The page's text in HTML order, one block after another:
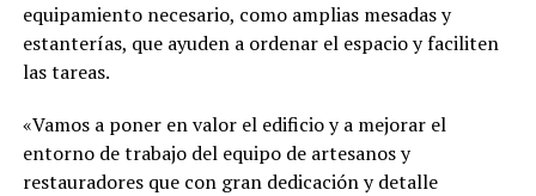
equipamiento necesario, como amplias mesadas y
estanterías, que ayuden a ordenar el espacio y faciliten
las tareas.
«Vamos a poner en valor el edificio y a mejorar el
entorno de trabajo del equipo de artesanos y
restauradores que con gran dedicación y detalle